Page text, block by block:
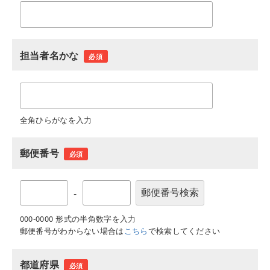
担当者名かな 必須
全角ひらがなを入力
郵便番号 必須
-
000-0000 形式の半角数字を入力
郵便番号がわからない場合はこちらで検索してください
都道府県 必須